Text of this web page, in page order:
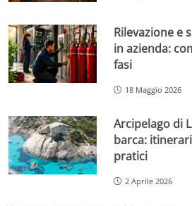
Rilevazione e
in azienda:
fasi
18 Maggio 2026
Arcipelago di
barca:
pratici
2 Aprile 2026